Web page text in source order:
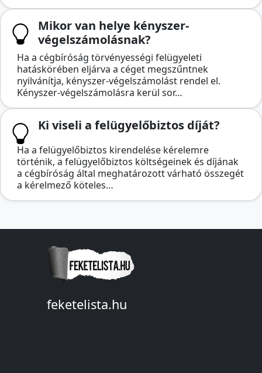
Mikor van helye kényszer-
végelszámolásnak?
Ha a cégbíróság törvényességi felügyeleti
hatáskörében eljárva a céget megszűntnek
nyilvánítja, kényszer-végelszámolást rendel el.
Kényszer-végelszámolásra kerül sor…
Ki viseli a felügyelőbiztos díját?
Ha a felügyelőbiztos kirendelése kérelemre
történik, a felügyelőbiztos költségeinek és díjának
a cégbíróság által meghatározott várható összegét
a kérelmező köteles…
feketelista.hu